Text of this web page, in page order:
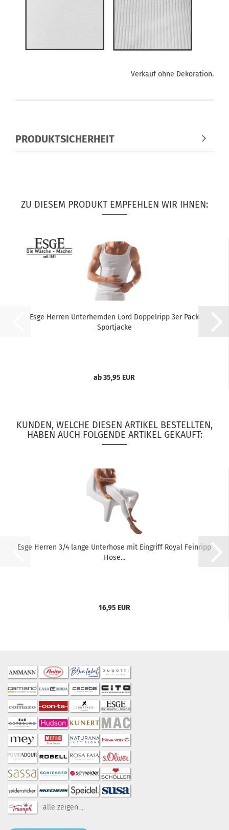
Verkauf ohne Dekoration.
PRODUKTSICHERHEIT
ZU DIESEM PRODUKT EMPFEHLEN WIR IHNEN:
Esge Herren Unterhemden Lord Doppelripp 3er Pack
Sportjacke
ab 35,95 EUR
KUNDEN, WELCHE DIESEN ARTIKEL BESTELLTEN,
HABEN AUCH FOLGENDE ARTIKEL GEKAUFT:
Esge Herren 3/4 lange Unterhose mit Eingriff Royal Feinripp
Hose...
16,95 EUR
alle zeigen ...